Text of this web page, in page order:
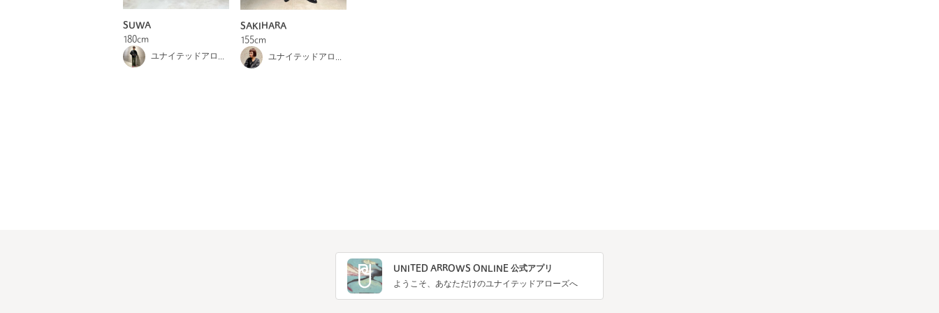
SUWA
180cm
ユナイテッドアローズ＆サンズ 渋谷店
SAKIHARA
155cm
ユナイテッドアローズ＆サンズ 渋谷店
UNITED ARROWS ONLINE 公式アプリ
ようこそ、あなただけのユナイテッドアローズへ